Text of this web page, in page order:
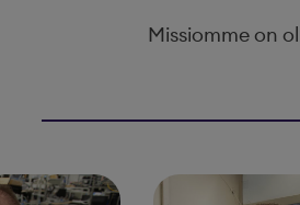
Missiomme on